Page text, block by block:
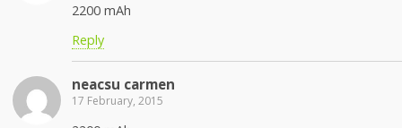
2200 mAh
Reply
neacsu carmen
17 February, 2015